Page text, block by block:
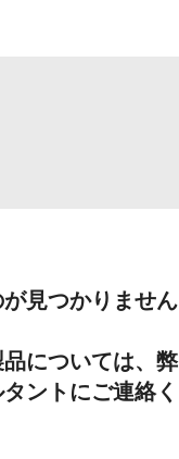
見つかりません
については、弊
ントにご連絡く